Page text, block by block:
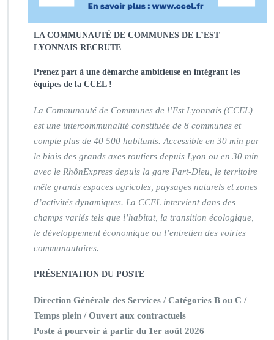
LA COMMUNAUTÉ DE COMMUNES DE L’EST
LYONNAIS RECRUTE
Prenez part à une démarche ambitieuse en intégrant les
équipes de la CCEL !
La Communauté de Communes de l’Est Lyonnais (CCEL)
est une intercommunalité constituée de 8 communes et
compte plus de 40 500 habitants. Accessible en 30 min par
le biais des grands axes routiers depuis Lyon ou en 30 min
avec le RhônExpress depuis la gare Part-Dieu, le territoire
mêle grands espaces agricoles, paysages naturels et zones
d’activités dynamiques. La CCEL intervient dans des
champs variés tels que l’habitat, la transition écologique,
le développement économique ou l’entretien des voiries
communautaires.
PRÉSENTATION DU POSTE
Direction Générale des Services / Catégories B ou C /
Temps plein / Ouvert aux contractuels
Poste à pourvoir à partir du 1er août 2026